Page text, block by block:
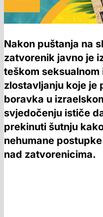
Nakon puštanja na
zatvorenik javno je
teškom seksualnom
zlostavljanju koje je
boravka u
svjedočenju ističe
prekinuti šutnju
nehumane
nad zatvorenicima.